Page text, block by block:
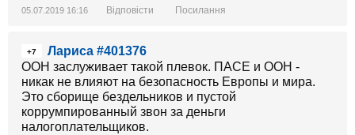
05.07.2019 16:16 Відповісти Посилання
+7
Лариса #401376
ООН заслуживает такой плевок. ПАСЕ и ООН -
никак не влияют на безопасность Европы и мира.
Это сборище бездельников и пустой
коррумпированный звон за деньги
налогоплательщиков.